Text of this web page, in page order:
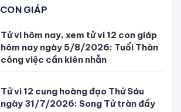
Phong thuỷ hướng bếp nấu để đón tài
Ất Sửu
Hướng dẫn cách kê và đặt hướng
giường ngủ hợp phong thuỷ cho tuổi
Đinh Dậu